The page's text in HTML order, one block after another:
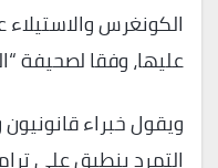
الكونغرس
عليها، وفقا لصحيفة
ويقول خبراء
التمرد ينطبق على